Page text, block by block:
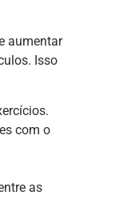
aumentar
Isso
com o
as